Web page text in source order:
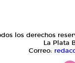
los derechos
La Plata
Correo: